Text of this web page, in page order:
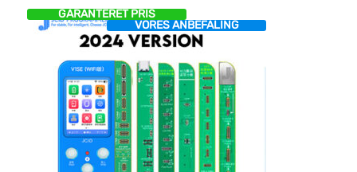
GARANTERET PRIS
VORES ANBEFALING